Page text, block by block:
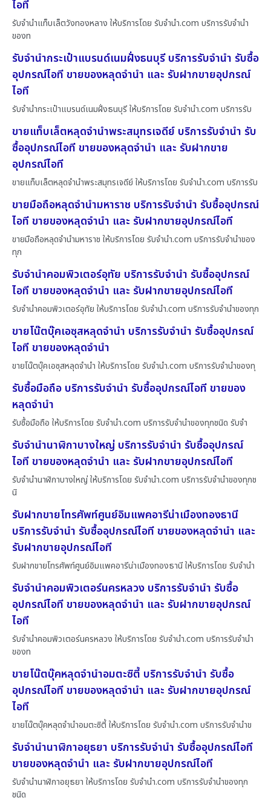
ไอที
รับจำนำแท็บเล็ตวังทองหลาง ให้บริการโดย รับจํานํา.com บริการรับจำนำ
ของท
รับจำนำกระเป๋าแบรนด์เนมฝั่งธนบุรี บริการรับจำนำ รับซื้อ
อุปกรณ์ไอที ขายของหลุดจำนำ และ รับฝากขายอุปกรณ์
ไอที
รับจำนำกระเป๋าแบรนด์เนมฝั่งธนบุรี ให้บริการโดย รับจํานํา.com บริการรับ
ขายแท็บเล็ตหลุดจำนำพระสมุทรเจดีย์ บริการรับจำนำ รับ
ซื้ออุปกรณ์ไอที ขายของหลุดจำนำ และ รับฝากขาย
อุปกรณ์ไอที
ขายแท็บเล็ตหลุดจำนำพระสมุทรเจดีย์ ให้บริการโดย รับจํานํา.com บริการรับ
ขายมือถือหลุดจำนำมหาราช บริการรับจำนำ รับซื้ออุปกรณ์
ไอที ขายของหลุดจำนำ และ รับฝากขายอุปกรณ์ไอที
ขายมือถือหลุดจำนำมหาราช ให้บริการโดย รับจํานํา.com บริการรับจำนำของ
ทุก
รับจำนำคอมพิวเตอร์อุทัย บริการรับจำนำ รับซื้ออุปกรณ์
ไอที ขายของหลุดจำนำ และ รับฝากขายอุปกรณ์ไอที
รับจำนำคอมพิวเตอร์อุทัย ให้บริการโดย รับจํานํา.com บริการรับจำนำของทุก
ขายโน๊ตบุ๊คเอซุสหลุดจำนำ บริการรับจำนำ รับซื้ออุปกรณ์
ไอที ขายของหลุดจำนำ
ขายโน๊ตบุ๊คเอซุสหลุดจำนำ ให้บริการโดย รับจํานํา.com บริการรับจำนำของทุ
รับซื้อมือถือ บริการรับจำนำ รับซื้ออุปกรณ์ไอที ขายของ
หลุดจำนำ
รับซื้อมือถือ ให้บริการโดย รับจํานํา.com บริการรับจำนำของทุกชนิด รับจำ
รับจำนำนาฬิกาบางใหญ่ บริการรับจำนำ รับซื้ออุปกรณ์
ไอที ขายของหลุดจำนำ และ รับฝากขายอุปกรณ์ไอที
รับจำนำนาฬิกาบางใหญ่ ให้บริการโดย รับจํานํา.com บริการรับจำนำของทุกช
นิ
รับฝากขายโทรศัพท์ศูนย์อิมแพคอารีน่าเมืองทองธานี
บริการรับจำนำ รับซื้ออุปกรณ์ไอที ขายของหลุดจำนำ และ
รับฝากขายอุปกรณ์ไอที
รับฝากขายโทรศัพท์ศูนย์อิมแพคอารีน่าเมืองทองธานี ให้บริการโดย รับจํานํา
รับจำนำคอมพิวเตอร์นครหลวง บริการรับจำนำ รับซื้อ
อุปกรณ์ไอที ขายของหลุดจำนำ และ รับฝากขายอุปกรณ์
ไอที
รับจำนำคอมพิวเตอร์นครหลวง ให้บริการโดย รับจํานํา.com บริการรับจำนำ
ของท
ขายโน๊ตบุ๊คหลุดจำนำอมตะซิตี้ บริการรับจำนำ รับซื้อ
อุปกรณ์ไอที ขายของหลุดจำนำ และ รับฝากขายอุปกรณ์
ไอที
ขายโน๊ตบุ๊คหลุดจำนำอมตะซิตี้ ให้บริการโดย รับจํานํา.com บริการรับจำนำข
รับจำนำนาฬิกาอยุธยา บริการรับจำนำ รับซื้ออุปกรณ์ไอที
ขายของหลุดจำนำ และ รับฝากขายอุปกรณ์ไอที
รับจำนำนาฬิกาอยุธยา ให้บริการโดย รับจํานํา.com บริการรับจำนำของทุก
ชนิด